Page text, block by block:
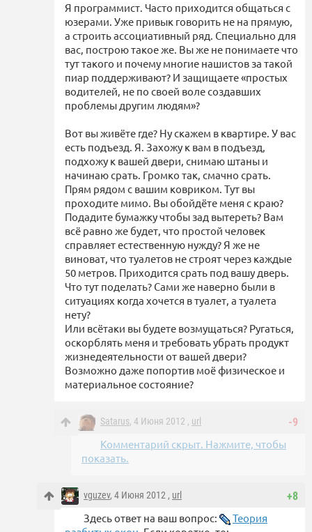
Я программист. Часто приходится общаться с
юзерами. Уже привык говорить не на прямую,
а строить ассоциативный ряд. Специально для
вас, построю такое же. Вы же не понимаете что
тут такого и почему многие нашистов за такой
пиар поддерживают? И защищаете «простых
водителей, не по своей воле создавших
проблемы другим людям»?
Вот вы живёте где? Ну скажем в квартире. У вас
есть подъезд. Я. Захожу к вам в подъезд,
подхожу к вашей двери, снимаю штаны и
начинаю срать. Громко так, смачно срать.
Прям рядом с вашим ковриком. Тут вы
проходите мимо. Вы обойдёте меня с краю?
Подадите бумажку чтобы зад вытереть? Вам
всё равно же будет, что простой человек
справляет естественную нужду? Я же не
виноват, что туалетов не строят через каждые
50 метров. Приходится срать под вашу дверь.
Что тут поделать? Сами же наверно были в
ситуациях когда хочется в туалет, а туалета
нету?
Или всётаки вы будете возмущаться? Ругаться,
оскорблять меня и требовать убрать продукт
жизнедеятельности от вашей двери?
Возможно даже попортив моё физическое и
материальное состояние?
-9
Satarus, 4 Июня 2012 , url
Комментарий скрыт. Нажмите, чтобы
показать.
+8
vguzev, 4 Июня 2012 , url
Здесь ответ на ваш вопрос:
Теория